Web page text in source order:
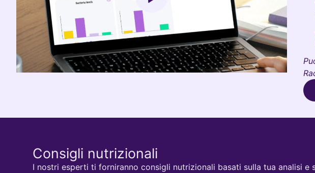
Consigli nutrizionali
I nostri esperti ti forniranno consigli nutrizionali basati sulla tua analisi e